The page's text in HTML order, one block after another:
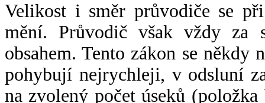
Velikost i směr průvodiče se
mění. Průvodič však vždy za
obsahem. Tento zákon se někdy
pohybují nejrychleji, v odsluní
na zvolený počet úseků